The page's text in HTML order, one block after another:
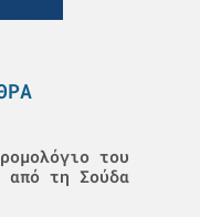
του
από τη Σούδα